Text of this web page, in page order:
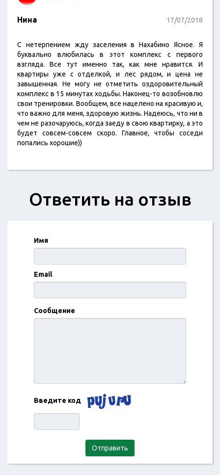
Нина 17/07/2018
С нетерпением жду заселения в Нахабино Ясное. Я
буквально влюбилась в этот комплекс с первого
взгляда. Все тут именно так, как мне нравится. И
квартиры уже с отделкой, и лес рядом, и цена не
завышенная. Не могу не отметить оздоровительный
комплекс в 15 минутах ходьбы. Наконец-то возобновлю
свои тренировки. Вообщем, все нацелено на красивую и,
что важно для меня, здоровую жизнь. Надеюсь, что ни в
чем не разочаруюсь, когда заеду в свою квартирку, а это
будет совсем-совсем скоро. Главное, чтобы соседи
попались хорошие))
Ответить на отзыв
Имя
Email
Сообщение
Введите код
Отправить